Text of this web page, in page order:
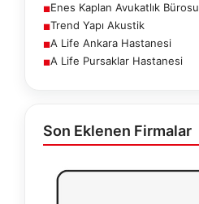
■Enes Kaplan Avukatlık Bürosu
■Trend Yapı Akustik
■A Life Ankara Hastanesi
■A Life Pursaklar Hastanesi
Son Eklenen Firmalar